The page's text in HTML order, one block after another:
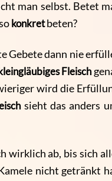
man selbst. Betet
konkretbeten?
Gebete dann nie
Fleisch
wird die
sieht das anders
wirklich ab, bis sich
nicht getränkt